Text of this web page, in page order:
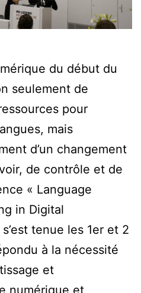
du début du
seulement de
pour
mais
d’un changement
de contrôle et de
« Language
in Digital
tenue les 1er et 2
à la nécessité
et
numérique et